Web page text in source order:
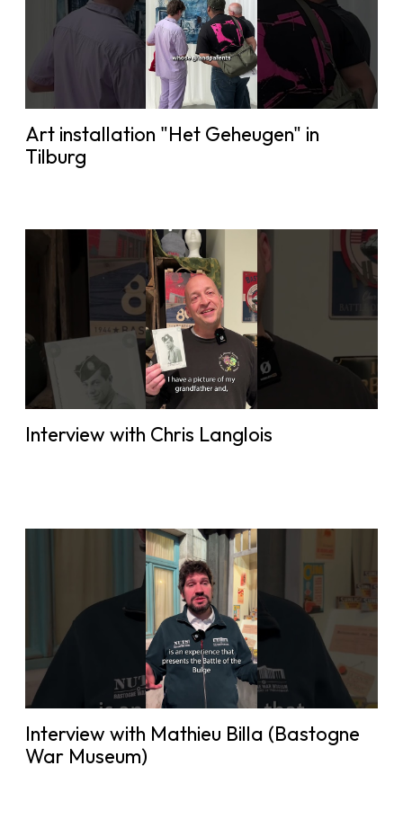
Art installation "Het Geheugen" in
Tilburg
Interview with Chris Langlois
Interview with Mathieu Billa (Bastogne
War Museum)